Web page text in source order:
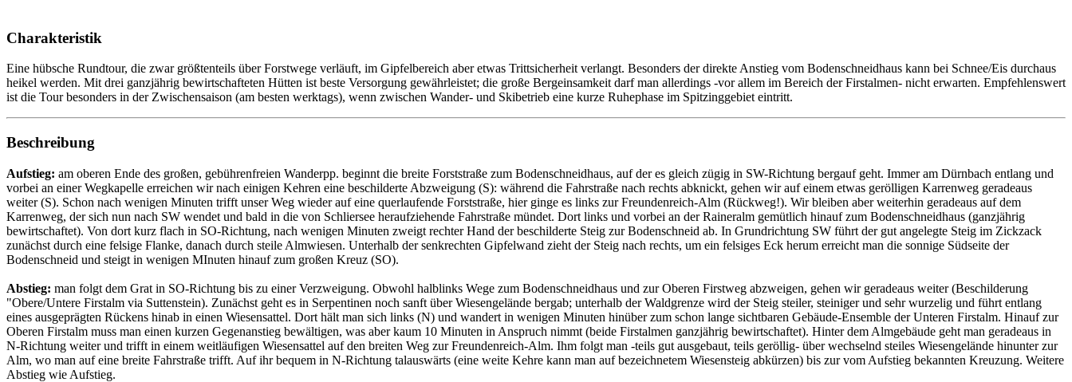
Charakteristik
Eine hübsche Rundtour, die zwar größtenteils über Forstwege verläuft, im Gipfelbereich aber etwas Trittsicherheit verlangt. Besonders der direkte Anstieg vom Bodenschneidhaus kann bei Schnee/Eis durchaus
heikel werden. Mit drei ganzjährig bewirtschafteten Hütten ist beste Versorgung gewährleistet; die große Bergeinsamkeit darf man allerdings -vor allem im Bereich der Firstalmen- nicht erwarten. Empfehlenswert
ist die Tour besonders in der Zwischensaison (am besten werktags), wenn zwischen Wander- und Skibetrieb eine kurze Ruhephase im Spitzinggebiet eintritt.
Beschreibung
Aufstieg: am oberen Ende des großen, gebührenfreien Wanderpp. beginnt die breite Forststraße zum Bodenschneidhaus, auf der es gleich zügig in SW-Richtung bergauf geht. Immer am Dürnbach entlang und
vorbei an einer Wegkapelle erreichen wir nach einigen Kehren eine beschilderte Abzweigung (S): während die Fahrstraße nach rechts abknickt, gehen wir auf einem etwas gerölligen Karrenweg geradeaus
weiter (S). Schon nach wenigen Minuten trifft unser Weg wieder auf eine querlaufende Forststraße, hier ginge es links zur Freundenreich-Alm (Rückweg!). Wir bleiben aber weiterhin geradeaus auf dem
Karrenweg, der sich nun nach SW wendet und bald in die von Schliersee heraufziehende Fahrstraße mündet. Dort links und vorbei an der Raineralm gemütlich hinauf zum Bodenschneidhaus (ganzjährig
bewirtschaftet). Von dort kurz flach in SO-Richtung, nach wenigen Minuten zweigt rechter Hand der beschilderte Steig zur Bodenschneid ab. In Grundrichtung SW führt der gut angelegte Steig im Zickzack
zunächst durch eine felsige Flanke, danach durch steile Almwiesen. Unterhalb der senkrechten Gipfelwand zieht der Steig nach rechts, um ein felsiges Eck herum erreicht man die sonnige Südseite der
Bodenschneid und steigt in wenigen MInuten hinauf zum großen Kreuz (SO).
Abstieg: man folgt dem Grat in SO-Richtung bis zu einer Verzweigung. Obwohl halblinks Wege zum Bodenschneidhaus und zur Oberen Firstweg abzweigen, gehen wir geradeaus weiter (Beschilderung
"Obere/Untere Firstalm via Suttenstein). Zunächst geht es in Serpentinen noch sanft über Wiesengelände bergab; unterhalb der Waldgrenze wird der Steig steiler, steiniger und sehr wurzelig und führt entlang
eines ausgeprägten Rückens hinab in einen Wiesensattel. Dort hält man sich links (N) und wandert in wenigen Minuten hinüber zum schon lange sichtbaren Gebäude-Ensemble der Unteren Firstalm. Hinauf zur
Oberen Firstalm muss man einen kurzen Gegenanstieg bewältigen, was aber kaum 10 Minuten in Anspruch nimmt (beide Firstalmen ganzjährig bewirtschaftet). Hinter dem Almgebäude geht man geradeaus in
N-Richtung weiter und trifft in einem weitläufigen Wiesensattel auf den breiten Weg zur Freundenreich-Alm. Ihm folgt man -teils gut ausgebaut, teils geröllig- über wechselnd steiles Wiesengelände hinunter zur
Alm, wo man auf eine breite Fahrstraße trifft. Auf ihr bequem in N-Richtung talauswärts (eine weite Kehre kann man auf bezeichnetem Wiesensteig abkürzen) bis zur vom Aufstieg bekannten Kreuzung. Weitere
Abstieg wie Aufstieg.